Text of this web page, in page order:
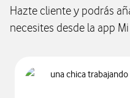
Hazte cliente y podrás
necesites desde la app